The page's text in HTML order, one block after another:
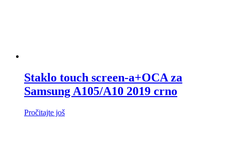
Staklo touch screen-a+OCA za
Samsung A105/A10 2019 crno
Pročitajte još